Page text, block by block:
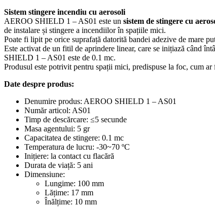
Sistem stingere incendiu cu aerosoli
AEROO SHIELD 1 – AS01 este un sistem de stingere cu
de instalare și stingere a incendiilor în spațiile mici.
Poate fi lipit pe orice suprafață datorită bandei adezive de mare
Este activat de un fitil de aprindere linear, care se inițiază când
SHIELD 1 – AS01 este de 0.1 mc.
Produsul este potrivit pentru spații mici, predispuse la foc, cum
Date despre produs:
Denumire produs: AEROO SHIELD 1 – AS01
Număr articol: AS01
Timp de descărcare: ≤5 secunde
Masa agentului: 5 gr
Capacitatea de stingere: 0.1 mc
Temperatura de lucru: -30~70 ºC
Inițiere: la contact cu flacără
Durata de viață: 5 ani
Dimensiune:
Lungime: 100 mm
Lățime: 17 mm
Înălțime: 10 mm